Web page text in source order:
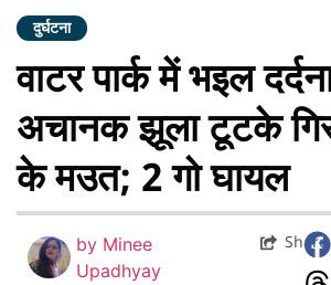
दुर्घटना
वाटर पार्क में भइल
अचानक झूला टूटके
के मउत; 2 गो घायल
by Minee
Upadhyay
Share